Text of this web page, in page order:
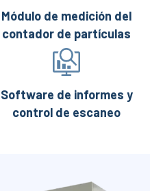
Módulo de medición del
contador de partículas
Software de informes y
control de escaneo